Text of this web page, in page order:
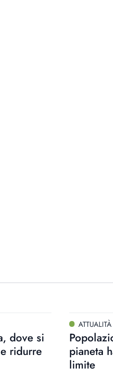
dove si
ridurre
ATTUALITÀ
pianeta
limite